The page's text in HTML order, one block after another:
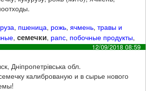
, пшеница, рожь,ячмень,травы и
,семечки, рапс, побочные продукты,
12/09/2018 08:59
Дніпропетрівська обл.
калиброваную и в сырье нового